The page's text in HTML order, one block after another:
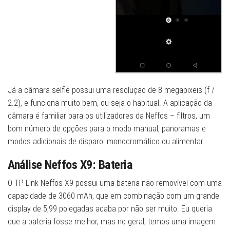
Já a câmara selfie possui uma resolução de 8 megapixeis (f /
2.2), e funciona muito bem, ou seja o habitual. A aplicação da
câmara é familiar para os utilizadores da Neffos – filtros, um
bom número de opções para o modo manual, panoramas e
modos adicionais de disparo: monocromático ou alimentar.
Análise Neffos X9: Bateria
O TP-Link Neffos X9 possui uma bateria não removível com uma
capacidade de 3060 mAh, que em combinação com um grande
display de 5,99 polegadas acaba por não ser muito. Eu queria
que a bateria fosse melhor, mas no geral, temos uma imagem